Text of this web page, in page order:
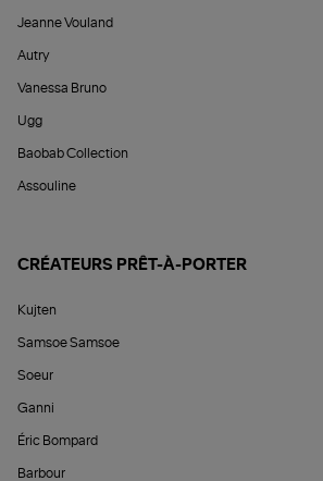
Jeanne Vouland
Autry
Vanessa Bruno
Ugg
Baobab Collection
Assouline
CRÉATEURS PRÊT-À-PORTER
Kujten
Samsoe Samsoe
Soeur
Ganni
Éric Bompard
Barbour